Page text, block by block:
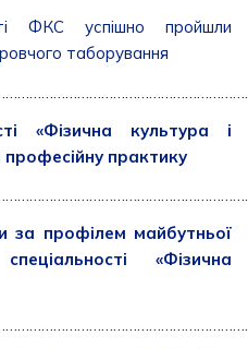
ФКС успішно пройшли
таборування
«Фізична культура і
практику
за профілем майбутньої
«Фізична